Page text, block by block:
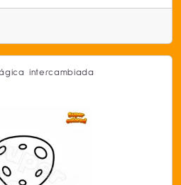
intercambiada